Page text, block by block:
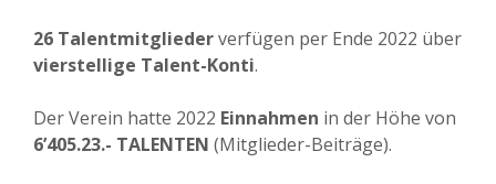
26 Talentmitgliederverfügen per Ende 2022 über
vierstellige Talent-Konti.
Der Verein hatte 2022 Einnahmen in der Höhe von
6’405.23.- TALENTEN (Mitglieder-Beiträge).